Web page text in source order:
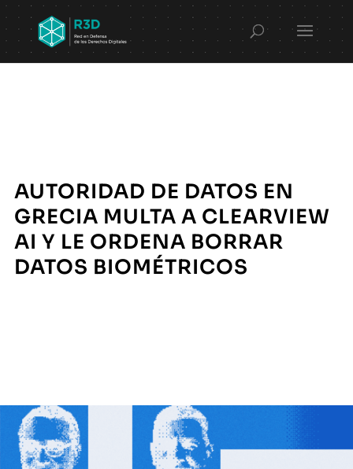
AUTORIDAD DE DATOS EN
GRECIA MULTA A CLEARVIEW
AI Y LE ORDENA BORRAR
DATOS BIOMÉTRICOS